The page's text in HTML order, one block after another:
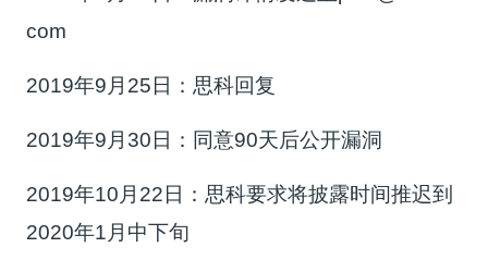
com
2019年9月25日：思科回复
2019年9月30日：同意90天后公开漏洞
2019年10月22日：思科要求将披露时间推迟到
2020年1月中下旬